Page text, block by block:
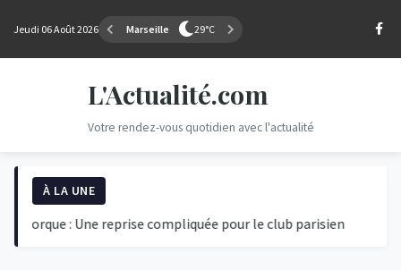
Jeudi 06 Août 2026 Marseille 29°C
L'Actualité.com
Votre rendez-vous quotidien avec l'actualité
À LA UNE
: Une reprise compliquée pour le club parisien L'éclipse